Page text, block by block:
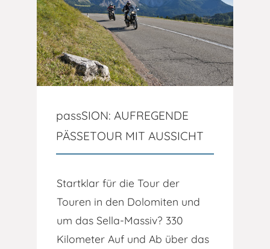
passSION: AUFREGENDE
PÄSSETOUR MIT AUSSICHT
Startklar für die Tour der
Touren in den Dolomiten und
um das Sella-Massiv? 330
Kilometer Auf und Ab über das